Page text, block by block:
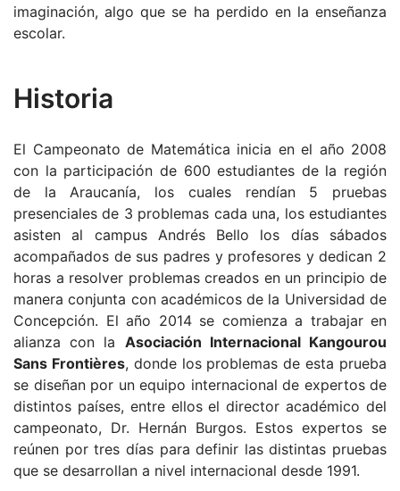
imaginación, algo que se ha perdido en la enseñanza
escolar.
Historia
El Campeonato de Matemática inicia en el año 2008
con la participación de 600 estudiantes de la región
de la Araucanía, los cuales rendían 5 pruebas
presenciales de 3 problemas cada una, los estudiantes
asisten al campus Andrés Bello los días sábados
acompañados de sus padres y profesores y dedican 2
horas a resolver problemas creados en un principio de
manera conjunta con académicos de la Universidad de
Concepción. El año 2014 se comienza a trabajar en
alianza con la Asociación Internacional Kangourou
Sans Frontières, donde los problemas de esta prueba
se diseñan por un equipo internacional de expertos de
distintos países, entre ellos el director académico del
campeonato, Dr. Hernán Burgos. Estos expertos se
reúnen por tres días para definir las distintas pruebas
que se desarrollan a nivel internacional desde 1991.